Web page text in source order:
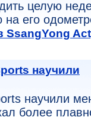
целую
его
SsangYong
научили
научили
более